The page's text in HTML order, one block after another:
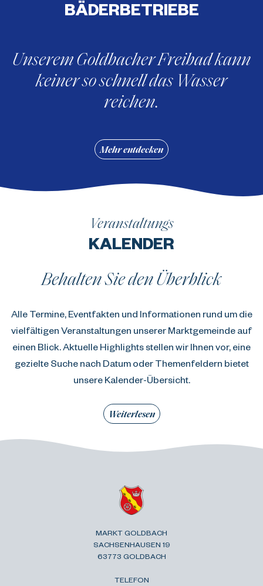
BÄDERBETRIEBE
Unserem Goldbacher Freibad kann
keiner so schnell das Wasser
reichen.
Mehr entdecken
Veranstaltungs
KALENDER
Behalten Sie den Überblick
Alle Termine, Eventfakten und Informationen rund um die
vielfältigen Veranstaltungen unserer Marktgemeinde auf
einen Blick. Aktuelle Highlights stellen wir Ihnen vor, eine
gezielte Suche nach Datum oder Themenfeldern bietet
unsere Kalender-Übersicht.
Weiterlesen
MARKT GOLDBACH
SACHSENHAUSEN 19
63773 GOLDBACH
TELEFON